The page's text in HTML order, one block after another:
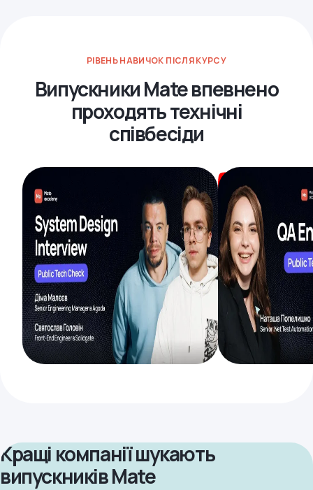
РІВЕНЬ НАВИЧОК ПІСЛЯ КУРСУ
Випускники Mate впевнено
проходять технічні
співбесіди
Кращі компанії шукають
випускників Mate